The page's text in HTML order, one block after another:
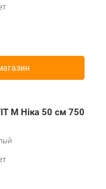
M Ніка 50 см 750